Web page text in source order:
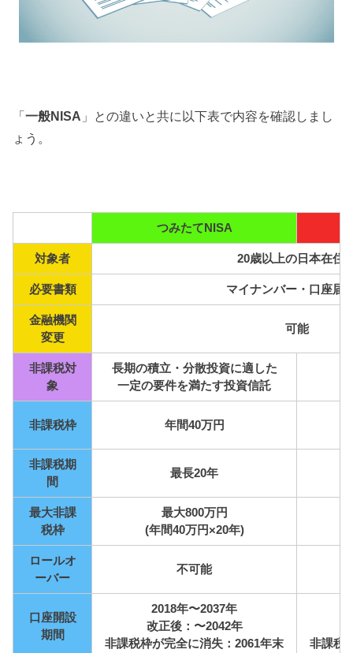
「一般NISA 」との違いと共に以下表で内容を確認しまし
ょう。
つみたてNISA
対象者 20歳以上の日本在住
必要書類 マイナンバー・口座届
金融機関
変更
可能
非課税対
象
長期の積立・分散投資に適した
一定の要件を満たす投資信託
非課税枠 年間40万円
非課税期
間
最長20年
最大非課
税枠
最大800万円
(年間40万円×20年)
ロールオ
ーバー
不可能
口座開設
期間
2018年〜2037年
改正後：〜2042年
非課税枠が完全に消失：2061年末
非課税